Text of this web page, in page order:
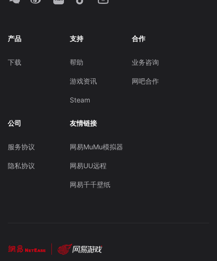
产品
下载
支持
帮助
游戏资讯
Steam
合作
业务咨询
网吧合作
公司
服务协议
隐私协议
友情链接
网易MuMu模拟器
网易UU远程
网易千千壁纸